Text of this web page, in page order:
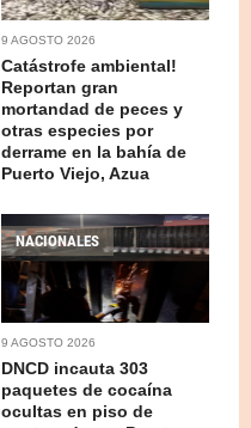
9 AGOSTO 2026
Catástrofe ambiental!
Reportan gran
mortandad de peces y
otras especies por
derrame en la bahía de
Puerto Viejo, Azua
NACIONALES
9 AGOSTO 2026
DNCD incauta 303
paquetes de cocaína
ocultas en piso de